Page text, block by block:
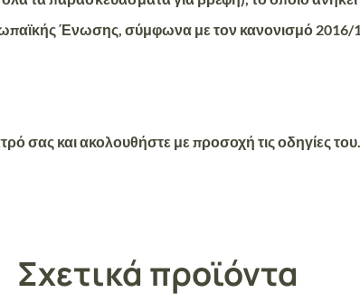
Ένωσης, σύμφωνα με τον κανονισμό 2016/
σας και ακολουθήστε με προσοχή τις οδηγίες του.
Σχετικά προϊόντα